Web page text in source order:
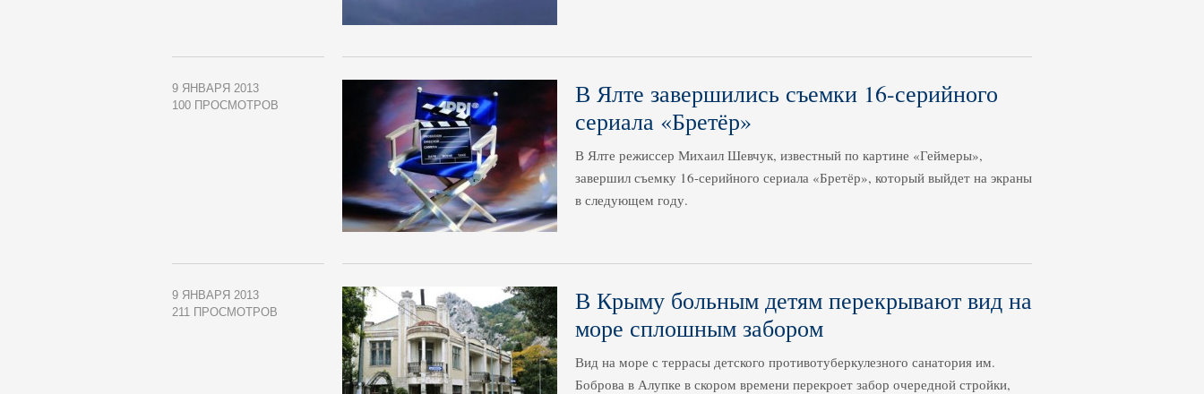
9 ЯНВАРЯ 2013
100 ПРОСМОТРОВ
В Ялте завершились съемки 16-серийного
сериала «Бретёр»
В Ялте режиссер Михаил Шевчук, известный по картине «Геймеры»,
завершил съемку 16-серийного сериала «Бретёр», который выйдет на экраны
в следующем году.
9 ЯНВАРЯ 2013
211 ПРОСМОТРОВ
В Крыму больным детям перекрывают вид на
море сплошным забором
Вид на море с террасы детского противотуберкулезного санатория им.
Боброва в Алупке в скором времени перекроет забор очередной стройки,